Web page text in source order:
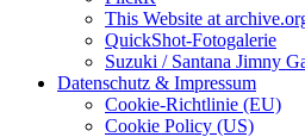
This Website at
QuickShot-Fotogalerie
Suzuki / Santana Jimny
Datenschutz & Impressum
Cookie-Richtlinie (EU)
Cookie Policy (US)